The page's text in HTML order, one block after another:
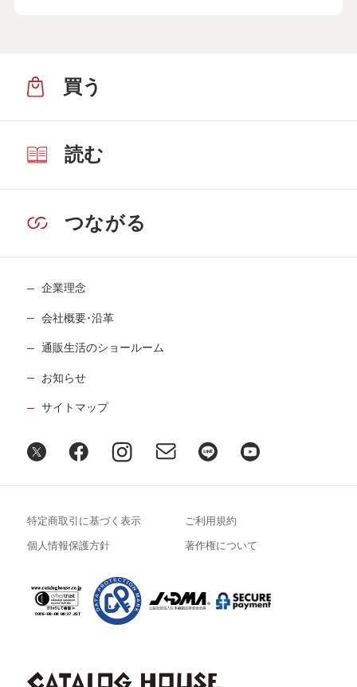
買う
読む
つながる
企業理念
会社概要･沿革
通販生活のショールーム
お知らせ
サイトマップ
特定商取引に基づく表示 ご利用規約
個人情報保護方針 著作権について